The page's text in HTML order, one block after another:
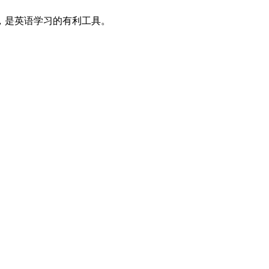
英语学习的有利工具。